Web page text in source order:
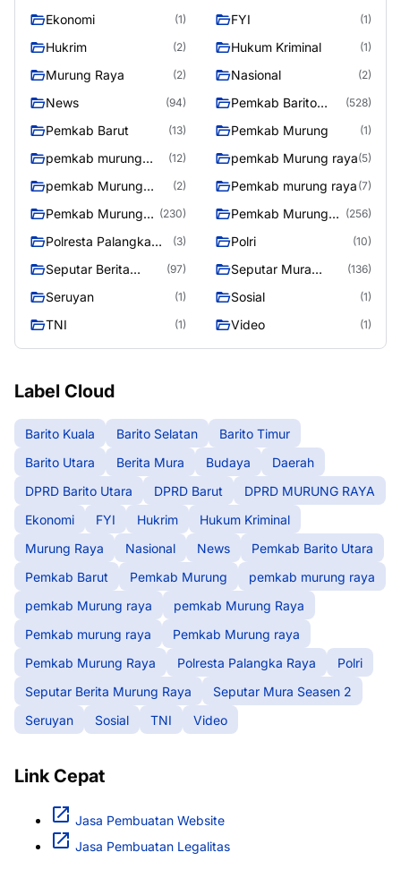
Ekonomi (1) FYI (1)
Hukrim (2) Hukum Kriminal (1)
Murung Raya (2) Nasional (2)
News (94)
Pemkab Barito
(528)
Pemkab Barut (13) Pemkab Murung (1)
pemkab murung
(12) pemkab Murung raya(5)
pemkab Murung
(2) Pemkab murung raya (7)
Pemkab Murung
(230)
Pemkab Murung
(256)
Polresta Palangka
(3) Polri (10)
Seputar Berita
(97)
Seputar Mura
(136)
Seruyan (1) Sosial (1)
TNI (1) Video (1)
Label Cloud
Barito Kuala Barito Selatan
Barito Timur
Barito Utara
Berita Mura Budaya
Daerah
DPRD Barito Utara
DPRD Barut
DPRD MURUNG RAYA
Ekonomi
FYI Hukrim
Hukum Kriminal
Murung Raya
Nasional News
Pemkab Barito Utara
Pemkab Barut
Pemkab Murung
pemkab murung raya
pemkab Murung raya
pemkab Murung Raya
Pemkab murung raya
Pemkab Murung raya
Pemkab Murung Raya
Polresta Palangka Raya
Polri
Seputar Berita Murung Raya
Seputar Mura Seasen 2
Seruyan
Sosial TNI Video
Link Cepat
Jasa Pembuatan Website
Jasa Pembuatan Legalitas